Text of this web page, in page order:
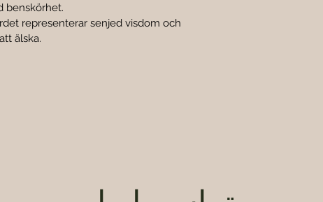
benskörhet.
representerar senjed visdom och
älska.